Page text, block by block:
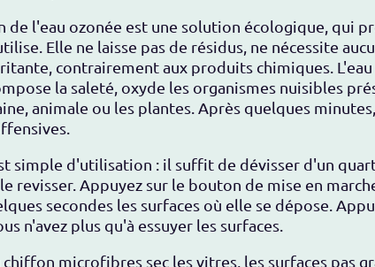
de l'eau ozonée est une solution écologique, qui
Elle ne laisse pas de résidus, ne nécessite
contrairement aux produits chimiques.
la saleté, oxyde les organismes nuisibles
animale ou les plantes. Après quelques
simple d'utilisation : il suffit de dévisser d'un
revisser. Appuyez sur le bouton de mise en
secondes les surfaces où elle se dépose.
n'avez plus qu'à essuyer les surfaces.
chiffon microfibres sec les vitres, les surfaces pas